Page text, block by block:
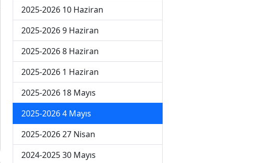
2025-2026 10 Haziran
2025-2026 9 Haziran
2025-2026 8 Haziran
2025-2026 1 Haziran
2025-2026 18 Mayıs
2025-2026 4 Mayıs
2025-2026 27 Nisan
2024-2025 30 Mayıs